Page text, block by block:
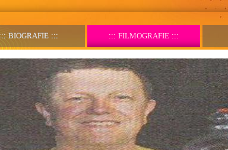
BIOGRAFIE FILMOGRAFIE